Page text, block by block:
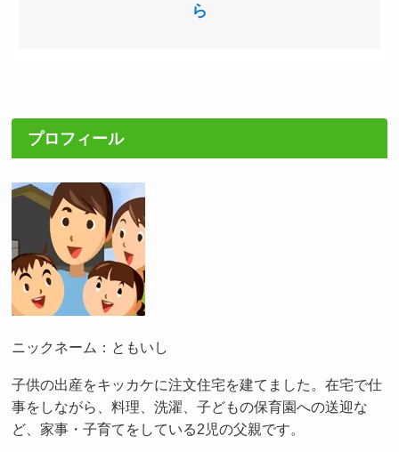
ら
プロフィール
ニックネーム：ともいし
子供の出産をキッカケに注文住宅を建てました。在宅で仕
事をしながら、料理、洗濯、子どもの保育園への送迎な
ど、家事・子育てをしている2児の父親です。